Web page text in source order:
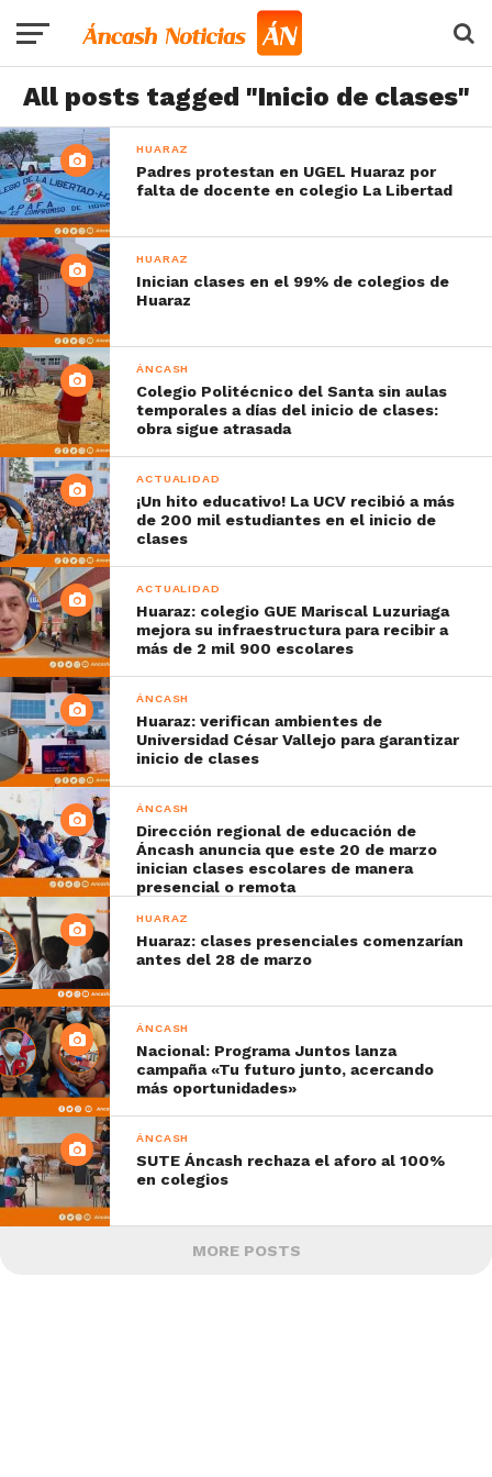
All posts tagged "Inicio de clases"
HUARAZ
Padres protestan en UGEL Huaraz por
falta de docente en colegio La Libertad
HUARAZ
Inician clases en el 99% de colegios de
Huaraz
ÁNCASH
Colegio Politécnico del Santa sin aulas
temporales a días del inicio de clases:
obra sigue atrasada
ACTUALIDAD
¡Un hito educativo! La UCV recibió a más
de 200 mil estudiantes en el inicio de
clases
ACTUALIDAD
Huaraz: colegio GUE Mariscal Luzuriaga
mejora su infraestructura para recibir a
más de 2 mil 900 escolares
ÁNCASH
Huaraz: verifican ambientes de
Universidad César Vallejo para garantizar
inicio de clases
ÁNCASH
Dirección regional de educación de
Áncash anuncia que este 20 de marzo
inician clases escolares de manera
presencial o remota
HUARAZ
Huaraz: clases presenciales comenzarían
antes del 28 de marzo
ÁNCASH
Nacional: Programa Juntos lanza
campaña «Tu futuro junto, acercando
más oportunidades»
ÁNCASH
SUTE Áncash rechaza el aforo al 100%
en colegios
MORE POSTS